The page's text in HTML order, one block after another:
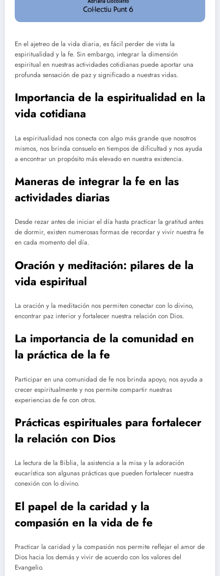
En el ajetreo de la vida diaria, es fácil perder de vista la
espiritualidad y la fe. Sin embargo, integrar la dimensión
espiritual en nuestras actividades cotidianas puede aportar una
profunda sensación de paz y significado a nuestras vidas.
Importancia de la espiritualidad en la
vida cotidiana
La espiritualidad nos conecta con algo más grande que nosotros
mismos, nos brinda consuelo en tiempos de dificultad y nos ayuda
a encontrar un propósito más elevado en nuestra existencia.
Maneras de integrar la fe en las
actividades diarias
Desde rezar antes de iniciar el día hasta practicar la gratitud antes
de dormir, existen numerosas formas de recordar y vivir nuestra fe
en cada momento del día.
Oración y meditación: pilares de la
vida espiritual
La oración y la meditación nos permiten conectar con lo divino,
encontrar paz interior y fortalecer nuestra relación con Dios.
La importancia de la comunidad en
la práctica de la fe
Participar en una comunidad de fe nos brinda apoyo, nos ayuda a
crecer espiritualmente y nos permite compartir nuestras
experiencias de fe con otros.
Prácticas espirituales para fortalecer
la relación con Dios
La lectura de la Biblia, la asistencia a la misa y la adoración
eucarística son algunas prácticas que pueden fortalecer nuestra
conexión con lo divino.
El papel de la caridad y la
compasión en la vida de fe
Practicar la caridad y la compasión nos permite reflejar el amor de
Dios hacia los demás y vivir de acuerdo con los valores del
Evangelio.